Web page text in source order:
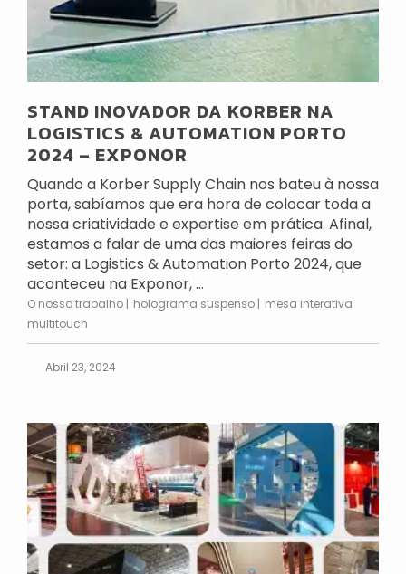
STAND INOVADOR DA KORBER NA
LOGISTICS & AUTOMATION PORTO
2024 – EXPONOR
Quando a Korber Supply Chain nos bateu à nossa
porta, sabíamos que era hora de colocar toda a
nossa criatividade e expertise em prática. Afinal,
estamos a falar de uma das maiores feiras do
setor: a Logistics & Automation Porto 2024, que
aconteceu na Exponor, ...
O nosso trabalho holograma suspenso
mesa interativa
multitouch
Abril 23, 2024